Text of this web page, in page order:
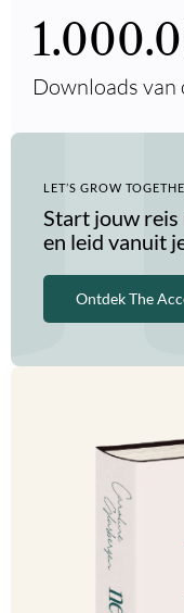
Downloads van
LET’S GROW
Start jouw reis
en leid vanuit
Ontdek The